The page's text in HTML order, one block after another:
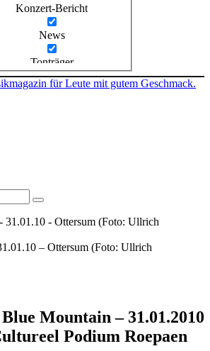
Konzert-Bericht
News
Tonträger
für Leute mit gutem Geschmack.
– Ottersum (Foto: Ullrich
Mountain – 31.01.2010
Podium Roepaen